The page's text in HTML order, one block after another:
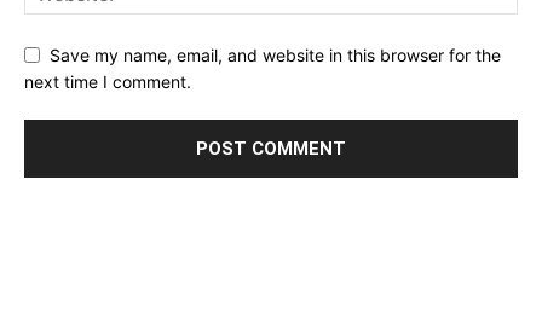
Save my name, email, and website in this browser for the
next time I comment.